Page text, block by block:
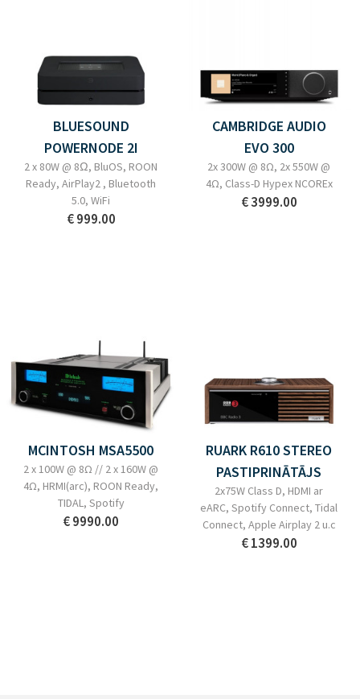
BLUESOUND
POWERNODE 2I
2 x 80W @ 8Ω, BluOS, ROON
Ready, AirPlay2 , Bluetooth
5.0, WiFi
€ 999.00
CAMBRIDGE AUDIO
EVO 300
2x 300W @ 8Ω, 2x 550W @
4Ω, Class-D Hypex NCOREx
€ 3999.00
MCINTOSH MSA5500
2 x 100W @ 8Ω // 2 x 160W @
4Ω, HRMI(arc), ROON Ready,
TIDAL, Spotify
€ 9990.00
RUARK R610 STEREO
PASTIPRINĀTĀJS
2x75W Class D, HDMI ar
eARC, Spotify Connect, Tidal
Connect, Apple Airplay 2 u.c
€ 1399.00